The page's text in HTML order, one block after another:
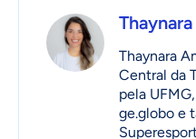
Thaynara
Central da
pela
ge.globo e